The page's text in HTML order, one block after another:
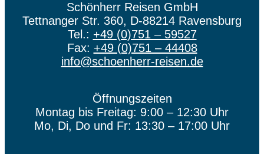
Schönherr Reisen GmbH
Tettnanger Str. 360, D-88214 Ravensburg
Tel.: +49 (0)751 – 59527
Fax: +49 (0)751 – 44408
info@schoenherr-reisen.de
Öffnungszeiten
Montag bis Freitag: 9:00 – 12:30 Uhr
Mo, Di, Do und Fr: 13:30 – 17:00 Uhr